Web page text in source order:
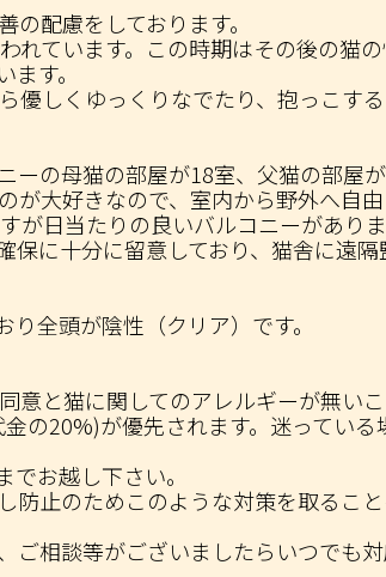
配慮をしております。
ています。この時期はその後の猫
す。
しくゆっくりなでたり、抱っこす
の母猫の部屋が18室、父猫の部屋
大好きなので、室内から野外へ自
が日当たりの良いバルコニーがあり
に十分に留意しており、猫舎に遠
全頭が陰性（クリア）です。
意と猫に関してのアレルギーが無い
の20%)が優先されます。迷ってい
お越し下さい。
止のためこのような対策を取るこ
相談等がございましたらいつでも